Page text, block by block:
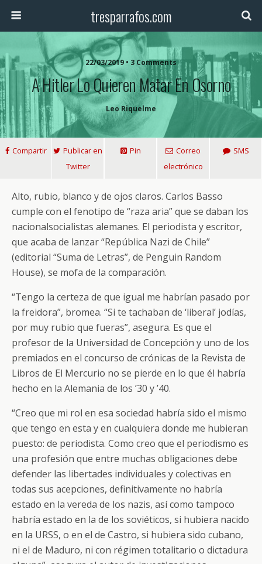
tresparrafos.com
22/03/2019 • 3 Comments
A Hitler Lo Quieren Matar En Osorno
Leo Riquelme
Compartir
Publicar en
Twitter
Pin
Correo
electrónico
SMS
Alto, rubio, blanco y de ojos claros. Carlos Basso
cumple con el fenotipo de “raza aria” que se daban los
nacionalsocialistas alemanes. El periodista y escritor,
que acaba de lanzar “República Nazi de Chile”
(editorial “Suma de Letras”, de Penguin Random
House), se mofa de la comparación.
“Tengo la certeza de que igual me habrían pasado por
la freidora”, bromea. “Si te tachaban de ‘liberal’ jodías,
por muy rubio que fueras”, asegura. Es que el
profesor de la Universidad de Concepción y uno de los
premiados en el concurso de crónicas de la Revista de
Libros de El Mercurio no se pierde en lo que él habría
hecho en la Alemania de los ’30 y ’40.
“Creo que mi rol en esa sociedad habría sido el mismo
que tengo en esta y en cualquiera donde me hubieran
puesto: de periodista. Como creo que el periodismo es
una profesión que entre muchas obligaciones debe
defender las libertades individuales y colectivas en
todas sus acepciones, definitivamente no habría
estado en la vereda de los nazis, así como tampoco
habría estado en la de los soviéticos, si hubiera nacido
en la URSS, o en el de Castro, si hubiera sido cubano,
ni el de Maduro, ni con régimen totalitario o dictadura